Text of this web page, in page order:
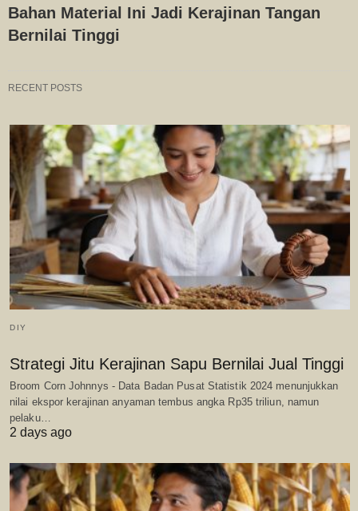
Bahan Material Ini Jadi Kerajinan Tangan
Bernilai Tinggi
RECENT POSTS
DIY
Strategi Jitu Kerajinan Sapu Bernilai Jual Tinggi
Broom Corn Johnnys - Data Badan Pusat Statistik 2024 menunjukkan
nilai ekspor kerajinan anyaman tembus angka Rp35 triliun, namun
pelaku…
2 days ago